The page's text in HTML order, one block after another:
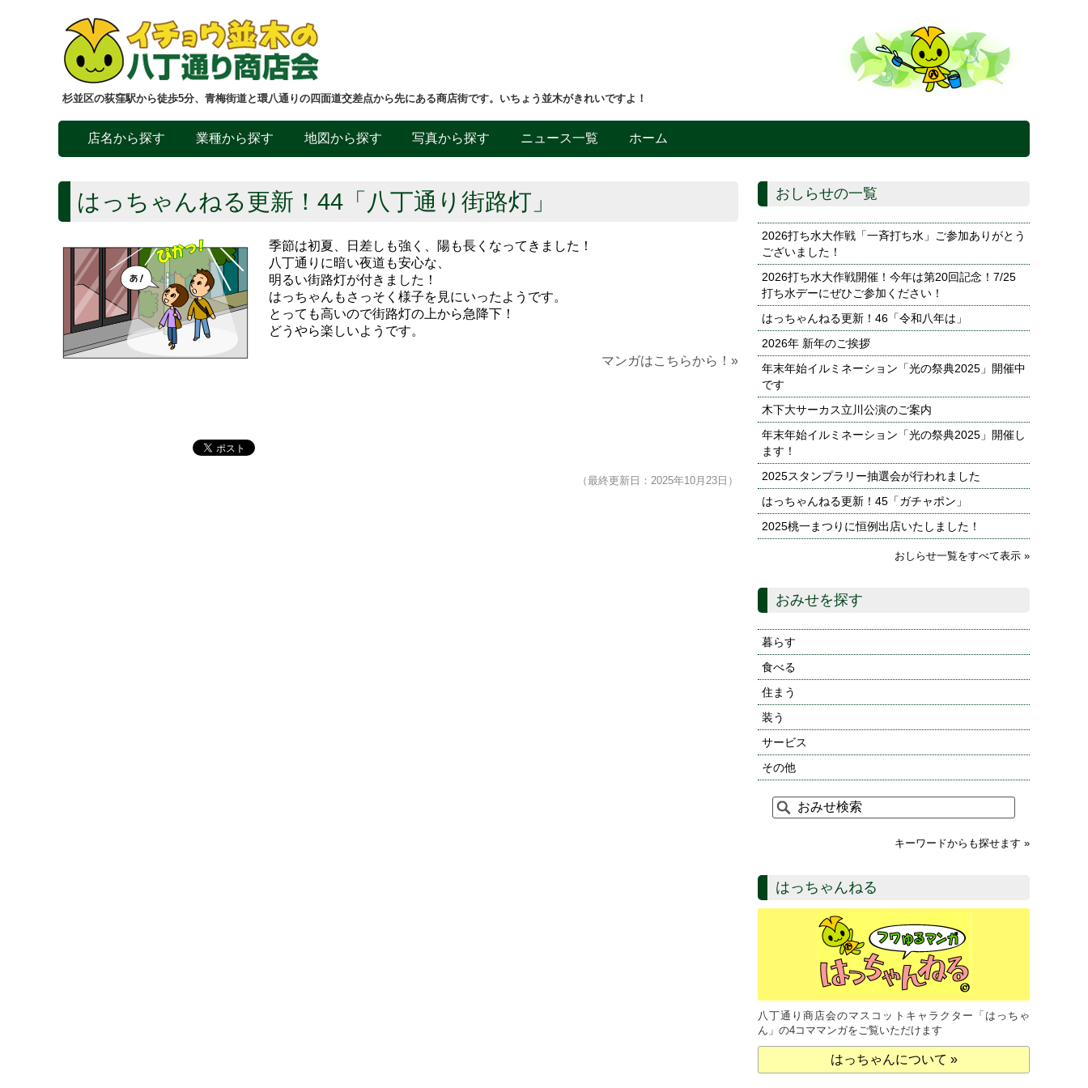
杉並区の荻窪駅から徒歩5分、青梅街道と環八通りの四面道交差点から先にある商店街です。いちょう並木がきれいですよ！
店名から探す 業種から探す 地図から探す 写真から探す ニュース一覧 ホーム
はっちゃんねる更新！44「八丁通り街路灯」
季節は初夏、日差しも強く、陽も長くなってきました！
八丁通りに暗い夜道も安心な、
明るい街路灯が付きました！
はっちゃんもさっそく様子を見にいったようです。
とっても高いので街路灯の上から急降下！
どうやら楽しいようです。
マンガはこちらから！»
（最終更新日：2025年10月23日）
おしらせの一覧
2026打ち水大作戦「一斉打ち水」ご参加ありがとう
ございました！
2026打ち水大作戦開催！今年は第20回記念！7/25
打ち水デーにぜひご参加ください！
はっちゃんねる更新！46「令和八年は」
2026年 新年のご挨拶
年末年始イルミネーション「光の祭典2025」開催中
です
木下大サーカス立川公演のご案内
年末年始イルミネーション「光の祭典2025」開催し
ます！
2025スタンプラリー抽選会が行われました
はっちゃんねる更新！45「ガチャポン」
2025桃一まつりに恒例出店いたしました！
おしらせ一覧をすべて表示 »
おみせを探す
暮らす
食べる
住まう
装う
サービス
その他
キーワードからも探せます »
はっちゃんねる
八丁通り商店会のマスコットキャラクター「はっちゃ
ん」の4コママンガをご覧いただけます
はっちゃんについて »